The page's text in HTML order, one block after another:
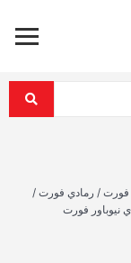
فورت / رمادي فورت /